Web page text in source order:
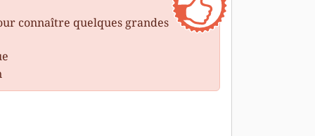
connaître quelques grandes